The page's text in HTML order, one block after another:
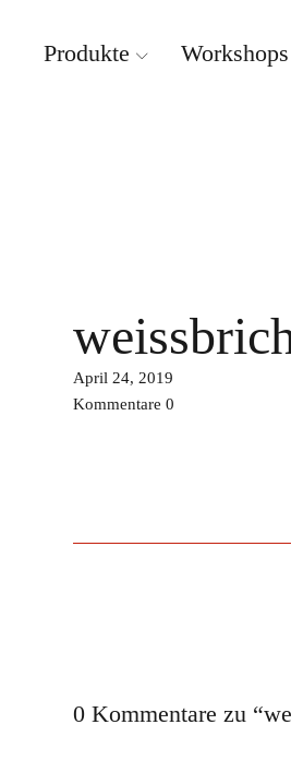
Produkte Workshops
April 24, 2019
Kommentare 0
0 Kommentare zu “